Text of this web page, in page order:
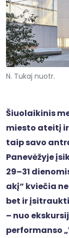
N. Tukaj nuotr.
Šiuolaikinis
miesto ateitį
taip savo
Panevėžyje
29–31
akį“ kviečia
bet ir
– nuo
performanso